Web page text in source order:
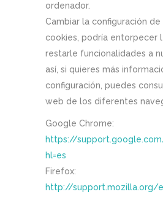
ordenador.
Cambiar la configuración
cookies, podría entorpecer
restarle funcionalidades a
así, si quieres más
configuración, puedes
web de los diferentes
Google Chrome:
https://
hl=es
Firefox:
http://support.mozilla.org/